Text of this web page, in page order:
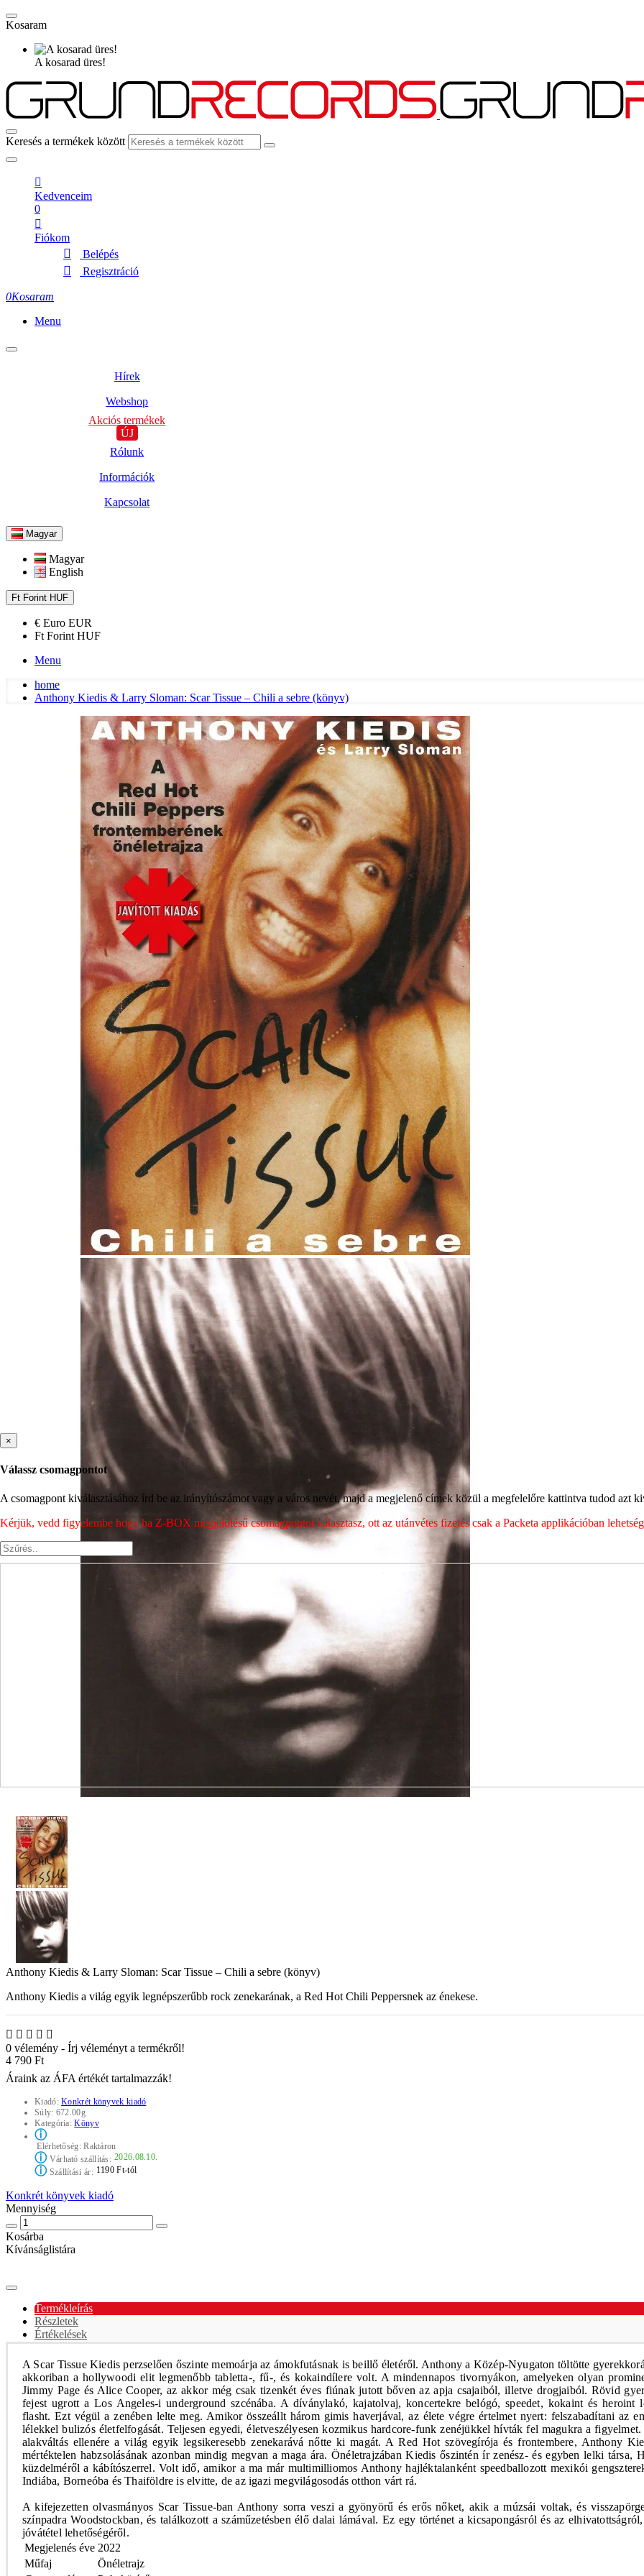
Kosaram
A kosarad üres!
Keresés a termékek között
Kedvenceim
0
Fiókom
Belépés
Regisztráció
0Kosaram
Menu
Hírek
Webshop
Akciós termékek
ÚJ
Rólunk
Információk
Kapcsolat
Magyar
Magyar
English
Ft Forint HUF
€ Euro EUR
Ft Forint HUF
Menu
home
Anthony Kiedis & Larry Sloman: Scar Tissue – Chili a sebre (könyv)
Anthony Kiedis & Larry Sloman: Scar Tissue – Chili a sebre (könyv)
Anthony Kiedis a világ egyik legnépszerűbb rock zenekarának, a Red Hot Chili Peppersnek az énekese.
0 vélemény - Írj véleményt a termékről!
4 790 Ft
Áraink az ÁFA értékét tartalmazzák!
Kiadó:Konkrét könyvek kiadó
Súly: 672.00g
Kategória:Könyv
ⓘ
Elérhetőség:Raktáron
ⓘVárható szállítás: 2026.08.10.
ⓘSzállítási ár: 1190 Ft-tól
Konkrét könyvek kiadó
Mennyiség
Kosárba
Kívánságlistára
Termékleírás
Részletek
Értékelések
A Scar Tissue Kiedis perzselően őszinte memoárja az ámokfutásnak is beillő életéről. Anthony a Közép-Nyugaton töltötte
akkoriban a hollywoodi elit legmenőbb tabletta-, fű-, és kokaindílere volt. A mindennapos tivornyákon, amelyeken olyan
Jimmy Page és Alice Cooper, az akkor még csak tizenkét éves fiúnak jutott bőven az apja csajaiból, illetve drogjaiból. Rövid
fejest ugrott a Los Angeles-i underground szcénába. A díványlakó, kajatolvaj, koncertekre belógó, speedet, kokaint és
flasht.Ezt végül a zenében lelte meg. Amikor összeállt három gimis haverjával, az élete végre értelmet nyert: felszabadítani az
lélekkel bulizós életfelfogását. Teljesen egyedi, életveszélyesen kozmikus hardcore-funk zenéjükkel hívták fel magukra a
alakváltás ellenére a világ egyik legsikeresebb zenekarává nőtte ki magát. A Red Hot szövegírója és frontembere, Anthony
mértéktelen habzsolásának azonban mindig megvan a maga ára. Önéletrajzában Kiedis őszintén ír zenész- és egyben lelki
küzdelméről a kábítószerrel. Volt idő, amikor a ma már multimilliomos Anthony hajléktalanként speedballozott mexikói
Indiába, Borneóba és Thaiföldre is elvitte, de az igazi megvilágosodás otthon várt rá.
A kifejezetten olvasmányos Scar Tissue-ban Anthony sorra veszi a gyönyörű és erős nőket, akik a múzsái voltak, és
színpadra Woodstockban, és találkozott a száműzetésben élő dalai lámával. Ez egy történet a kicsapongásról és az
jóvátétel lehetőségéről.
Megjelenés éve 2022
Műfaj
Önéletrajz
×
Válassz csomagpontot
A csomagpont kiválasztásához írd be az irányítószámot vagy a város nevét, majd a megjelenő címek közül a megfelelőre kattintva tudod azt
Kérjük, vedd figyelembe hogy ha Z-BOX megjelölésű csomagpontot választasz, ott az utánvétes fizetés csak a Packeta applikációban